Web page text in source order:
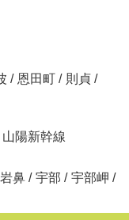
/ 恩田町 / 則貞 /
山陽新幹線
岩鼻 / 宇部 / 宇部岬 /